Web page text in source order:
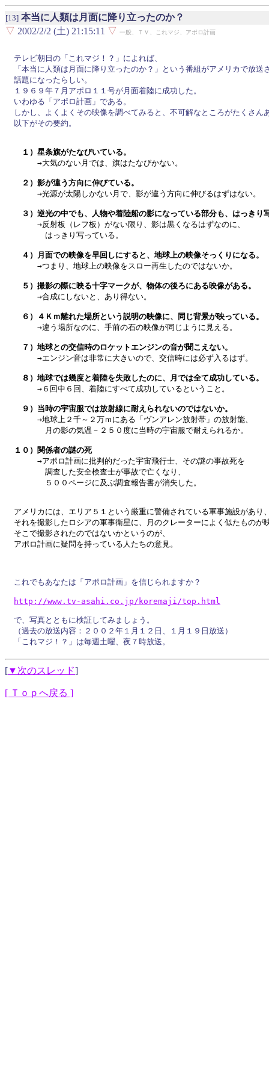
[13] 本当に人類は月面に降り立ったのか？
▽ 2002/2/2 (土) 21:15:11 ▽ 一般、ＴＶ、これマジ、アポロ計画
テレビ朝日の「これマジ！？」によれば、
「本当に人類は月面に降り立ったのか？」という番組がアメリカで放送
話題になったらしい。
１９６９年７月アポロ１１号が月面着陸に成功した。
いわゆる「アポロ計画」である。
しかし、よくよくその映像を調べてみると、不可解なところがたくさん
以下がその要約。
１）星条旗がたなびいている。
→大気のない月では、旗はたなびかない。
２）影が違う方向に伸びている。
→光源が太陽しかない月で、影が違う方向に伸びるはずはない。
３）逆光の中でも、人物や着陸船の影になっている部分も、はっきり
→反射板（レフ板）がない限り、影は黒くなるはずなのに、
はっきり写っている。
４）月面での映像を早回しにすると、地球上の映像そっくりになる。
→つまり、地球上の映像をスロー再生したのではないか。
５）撮影の際に映る十字マークが、物体の後ろにある映像がある。
→合成にしないと、あり得ない。
６）４Ｋｍ離れた場所という説明の映像に、同じ背景が映っている。
→違う場所なのに、手前の石の映像が同じように見える。
７）地球との交信時のロケットエンジンの音が聞こえない。
→エンジン音は非常に大きいので、交信時には必ず入るはず。
８）地球では幾度と着陸を失敗したのに、月では全て成功している。
→６回中６回、着陸にすべて成功しているということ。
９）当時の宇宙服では放射線に耐えられないのではないか。
→地球上２千～２万ｍにある「ヴンアレン放射帯」の放射能、
月の影の気温－２５０度に当時の宇宙服で耐えられるか。
１０）関係者の謎の死
→アポロ計画に批判的だった宇宙飛行士、その謎の事故死を
調査した安全検査士が事故で亡くなり、
５００ページに及ぶ調査報告書が消失した。
アメリカには、エリア５１という厳重に警備されている軍事施設があり
それを撮影したロシアの軍事衛星に、月のクレーターによく似たものが
そこで撮影されたのではないかというのが、
これでもあなたは「アポロ計画」を信じられますか？
http://www. tv- asahi. co. jp/ koremaji/top. html
で、写真とともに検証してみましょう。
（過去の放送内容：２００２年１月１２日、１月１９日放送）
[▼次のスレッド]
[ Ｔｏｐへ戻る ]